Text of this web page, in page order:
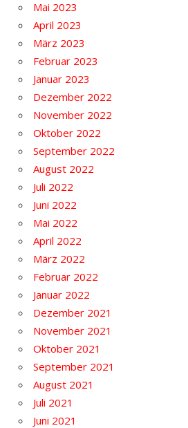
Mai 2023
April 2023
März 2023
Februar 2023
Januar 2023
Dezember 2022
November 2022
Oktober 2022
September 2022
August 2022
Juli 2022
Juni 2022
Mai 2022
April 2022
März 2022
Februar 2022
Januar 2022
Dezember 2021
November 2021
Oktober 2021
September 2021
August 2021
Juli 2021
Juni 2021